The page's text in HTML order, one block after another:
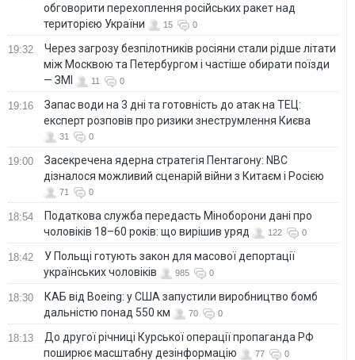
обговорити перехоплення російських ракет над
територією України
15 0
19:32
Через загрозу безпілотників росіяни стали рідше літати
між Москвою та Петербургом і частіше обирати поїзди
— ЗМІ
11 0
19:16
Запас води на 3 дні та готовність до атак на ТЕЦ:
експерт розповів про ризики знеструмлення Києва
31 0
19:00
Засекречена ядерна стратегія Пентагону: NBC
дізналося можливий сценарій війни з Китаєм і Росією
71 0
18:54
Податкова служба передасть Міноборони дані про
чоловіків 18–60 років: що вирішив уряд
122 0
18:42
У Польщі готують закон для масової депортації
українських чоловіків
985 0
18:30
КАБ від Boeing: у США запустили виробництво бомб
дальністю понад 550 км
70 0
18:13
До другої річниці Курської операції пропаганда РФ
поширює масштабну дезінформацію
77 0